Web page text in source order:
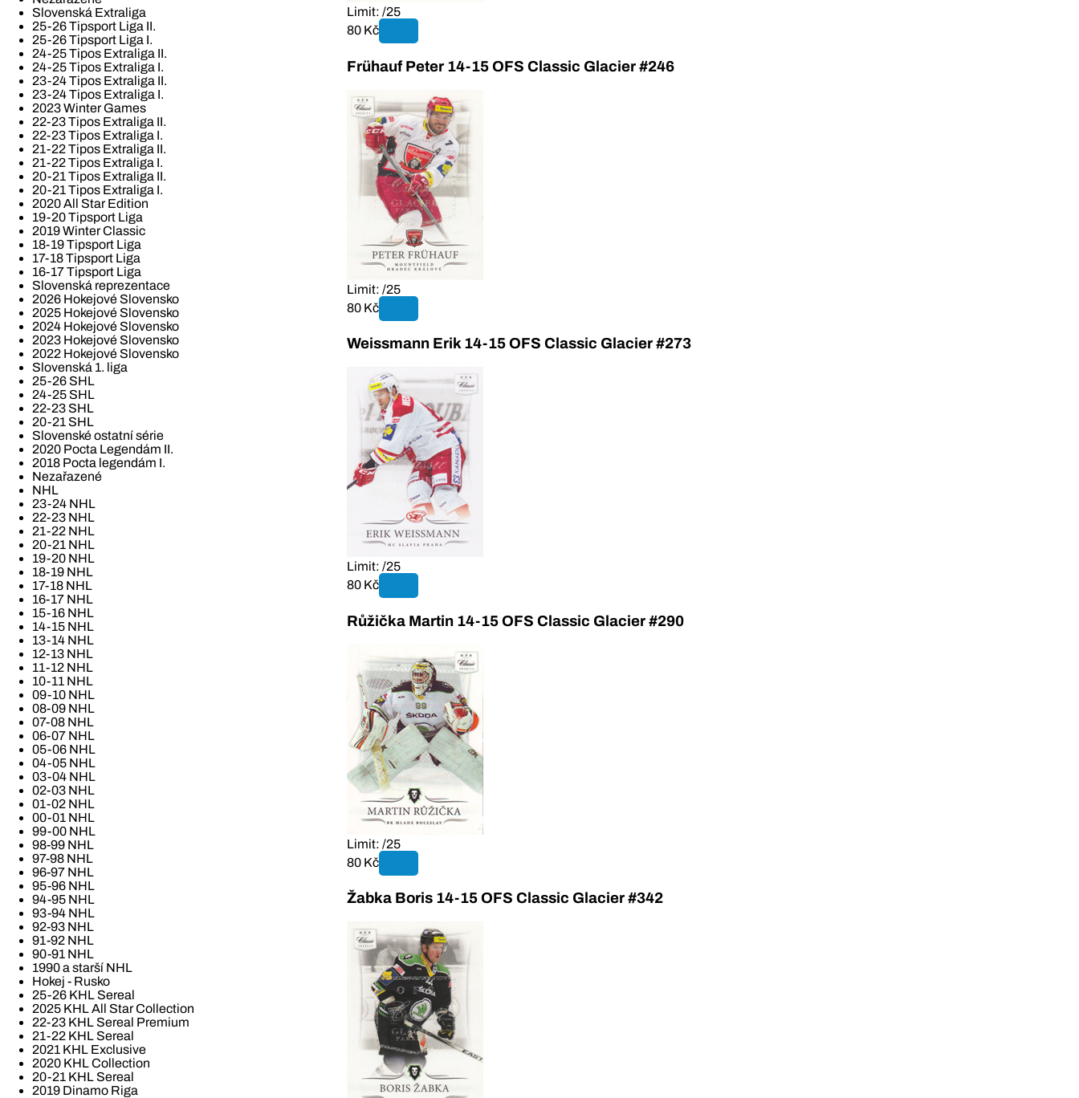
Slovenská Extraliga
25-26 Tipsport Liga II.
25-26 Tipsport Liga I.
24-25 Tipos Extraliga II.
24-25 Tipos Extraliga I.
23-24 Tipos Extraliga II.
23-24 Tipos Extraliga I.
2023 Winter Games
22-23 Tipos Extraliga II.
22-23 Tipos Extraliga I.
21-22 Tipos Extraliga II.
21-22 Tipos Extraliga I.
20-21 Tipos Extraliga II.
20-21 Tipos Extraliga I.
2020 All Star Edition
19-20 Tipsport Liga
2019 Winter Classic
18-19 Tipsport Liga
17-18 Tipsport Liga
16-17 Tipsport Liga
Slovenská reprezentace
2026 Hokejové Slovensko
2025 Hokejové Slovensko
2024 Hokejové Slovensko
2023 Hokejové Slovensko
2022 Hokejové Slovensko
Slovenská 1. liga
25-26 SHL
24-25 SHL
22-23 SHL
20-21 SHL
Slovenské ostatní série
2020 Pocta Legendám II.
2018 Pocta legendám I.
Nezařazené
NHL
23-24 NHL
22-23 NHL
21-22 NHL
20-21 NHL
19-20 NHL
18-19 NHL
17-18 NHL
16-17 NHL
15-16 NHL
14-15 NHL
13-14 NHL
12-13 NHL
11-12 NHL
10-11 NHL
09-10 NHL
08-09 NHL
07-08 NHL
06-07 NHL
05-06 NHL
04-05 NHL
03-04 NHL
02-03 NHL
01-02 NHL
00-01 NHL
99-00 NHL
98-99 NHL
97-98 NHL
96-97 NHL
95-96 NHL
94-95 NHL
93-94 NHL
92-93 NHL
91-92 NHL
90-91 NHL
1990 a starší NHL
Hokej - Rusko
25-26 KHL Sereal
2025 KHL All Star Collection
22-23 KHL Sereal Premium
21-22 KHL Sereal
2021 KHL Exclusive
2020 KHL Collection
20-21 KHL Sereal
2019 Dinamo Riga
Limit: /25
80 Kč
Frühauf Peter 14-15 OFS Classic Glacier #246
Limit: /25
80 Kč
Weissmann Erik 14-15 OFS Classic Glacier #273
Limit: /25
80 Kč
Růžička Martin 14-15 OFS Classic Glacier #290
Limit: /25
80 Kč
Žabka Boris 14-15 OFS Classic Glacier #342